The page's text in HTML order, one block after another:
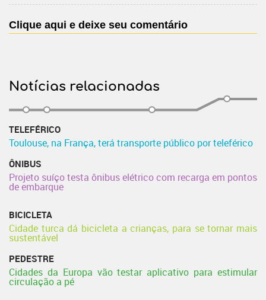
Clique aqui e deixe seu comentário
Notícias relacionadas
TELEFÉRICO
Toulouse, na França, terá transporte público por teleférico
ÔNIBUS
Projeto suíço testa ônibus elétrico com recarga em pontos
de embarque
BICICLETA
Cidade turca dá bicicleta a crianças, para se tornar mais
sustentável
PEDESTRE
Cidades da Europa vão testar aplicativo para estimular
circulação a pé